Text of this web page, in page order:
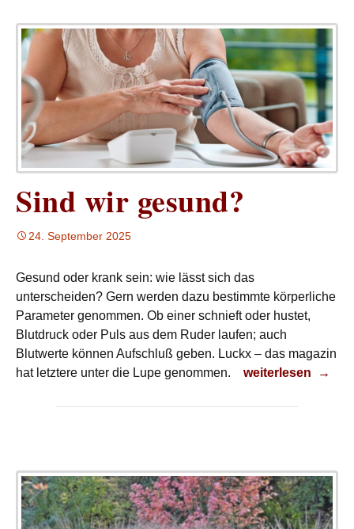
Sind wir gesund?
24. September 2025
Gesund oder krank sein: wie lässt sich das
unterscheiden? Gern werden dazu bestimmte körperliche
Parameter genommen. Ob einer schnieft oder hustet,
Blutdruck oder Puls aus dem Ruder laufen; auch
Blutwerte können Aufschluß geben. Luckx – das magazin
hat letztere unter die Lupe genommen.
Sind wir gesund?
weiterlesen →